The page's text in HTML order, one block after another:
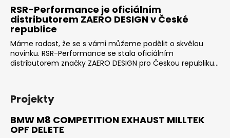
RSR-Performance je oficiálním
distributorem ZAERO DESIGN v České
republice
Máme radost, že se s vámi můžeme podělit o skvělou
novinku. RSR-Performance se stala oficiálním
distributorem značky ZAERO DESIGN pro Českou republiku...
Projekty
BMW M8 COMPETITION EXHAUST MILLTEK
OPF DELETE